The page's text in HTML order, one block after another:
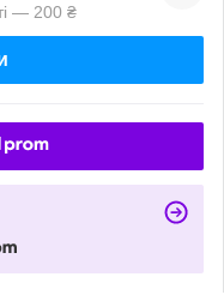
— 200 ₴